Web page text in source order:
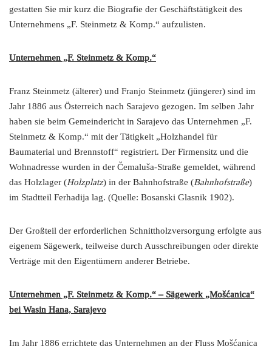
gestatten Sie mir kurz die Biografie der Geschäftstätigkeit des
Unternehmens „F. Steinmetz & Komp.“ aufzulisten.
Unternehmen „F. Steinmetz & Komp.“
Franz Steinmetz (älterer) und Franjo Steinmetz (jüngerer) sind im
Jahr 1886 aus Österreich nach Sarajevo gezogen. Im selben Jahr
haben sie beim Gemeindericht in Sarajevo das Unternehmen „F.
Steinmetz & Komp.“ mit der Tätigkeit „Holzhandel für
Baumaterial und Brennstoff“ registriert. Der Firmensitz und die
Wohnadresse wurden in der Čemaluša-Straße gemeldet, während
das Holzlager (Holzplatz) in der Bahnhofstraße (Bahnhofstraße)
im Stadtteil Ferhadija lag. (Quelle: Bosanski Glasnik 1902).
Der Großteil der erforderlichen Schnittholzversorgung erfolgte aus
eigenem Sägewerk, teilweise durch Ausschreibungen oder direkte
Verträge mit den Eigentümern anderer Betriebe.
Unternehmen „F. Steinmetz & Komp.“ – Sägewerk „Mošćanica“
bei Wasin Hana, Sarajevo
Im Jahr 1886 errichtete das Unternehmen an der Fluss Mošćanica